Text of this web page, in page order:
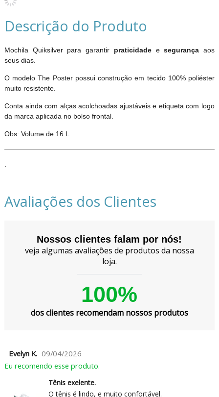
Descrição do Produto
Mochila Quiksilver para garantir praticidade esegurançaaos
seus dias.
O modelo The Poster possui construção em tecido 100% poliéster
muito resistente.
Conta ainda com alças acolchoadas ajustáveis e etiqueta com logo
da marca aplicada no bolso frontal.
Obs: Volume de 16 L.
.
Avaliações dos Clientes
Nossos clientes falam por nós!
veja algumas avaliações de produtos da nossa
loja.
100%
dos clientes recomendam nossos produtos
Evelyn K. 09/04/2026
Eu recomendo esse produto.
Tênis exelente.
O tênis é lindo, e muito confortável.